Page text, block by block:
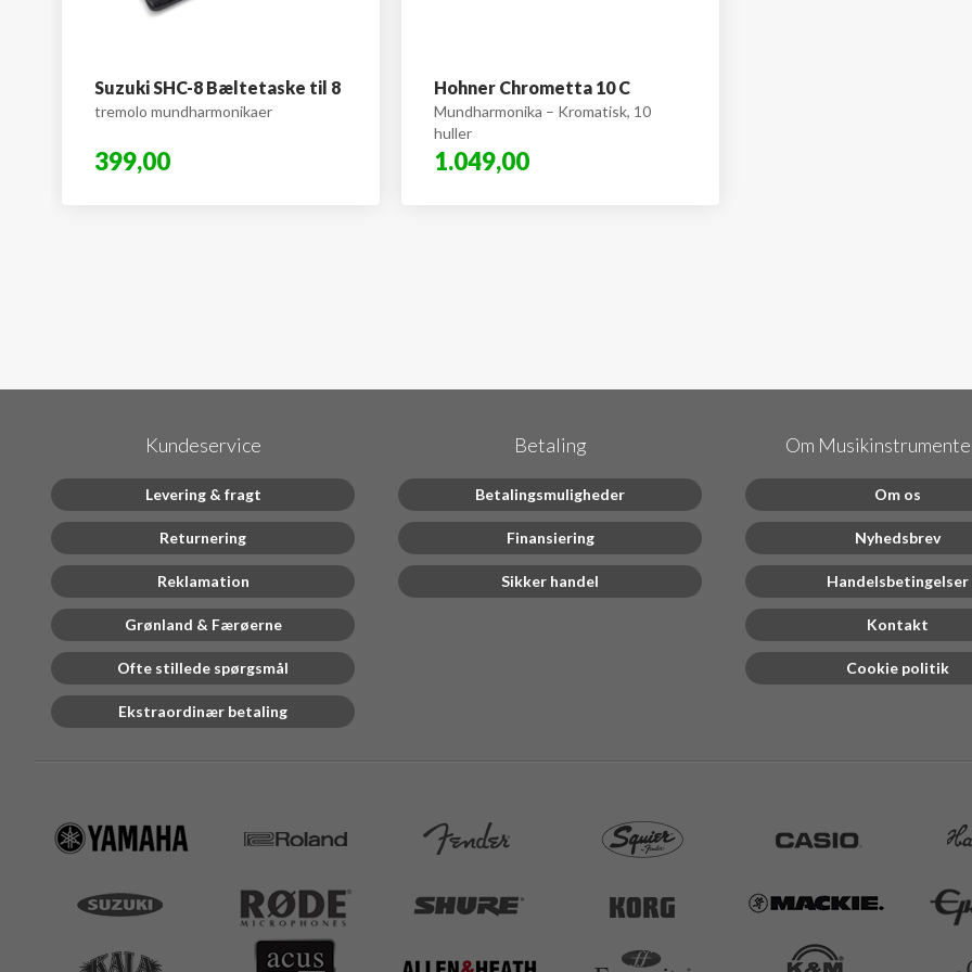
Suzuki SHC-8 Bæltetaske til 8
tremolo mundharmonikaer
399,00
Hohner Chrometta 10 C
Mundharmonika – Kromatisk, 10
huller
1.049,00
Kundeservice
Levering & fragt
Returnering
Reklamation
Grønland & Færøerne
Ofte stillede spørgsmål
Ekstraordinær betaling
Betaling
Betalingsmuligheder
Finansiering
Sikker handel
Om
Om os
Nyhedsbrev
Handelsbetingelser
Kontakt
Cookie politik